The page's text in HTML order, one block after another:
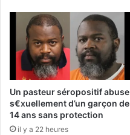
Un pasteur séropositif abuse
s€xuellement d’un garçon de
14 ans sans protection
il y a 22 heures